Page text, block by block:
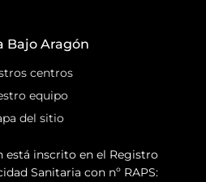
Bajo Aragón
centros
equipo
del sitio
está inscrito en el Registro
Sanitaria con nº RAPS: